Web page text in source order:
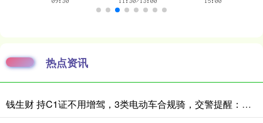
热点资讯
钱生财 持C1证不用增驾，3类电动车合规骑，交警提醒：还有4种不能随便骑